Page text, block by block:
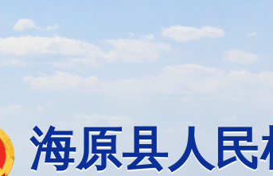
海原县人